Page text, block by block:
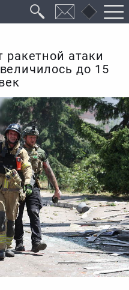
ракетной атаки
до 15